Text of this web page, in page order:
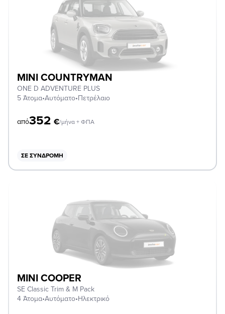
MINI COUNTRYMAN
ONE D ADVENTURE PLUS
5 Άτομα•Αυτόματο•Πετρέλαιο
από352 €/μήνα + ΦΠΑ
ΣΕ ΣΥΝΔΡΟΜΉ
MINI COOPER
SE Classic Trim & M Pack
4 Άτομα•Αυτόματο•Ηλεκτρικό